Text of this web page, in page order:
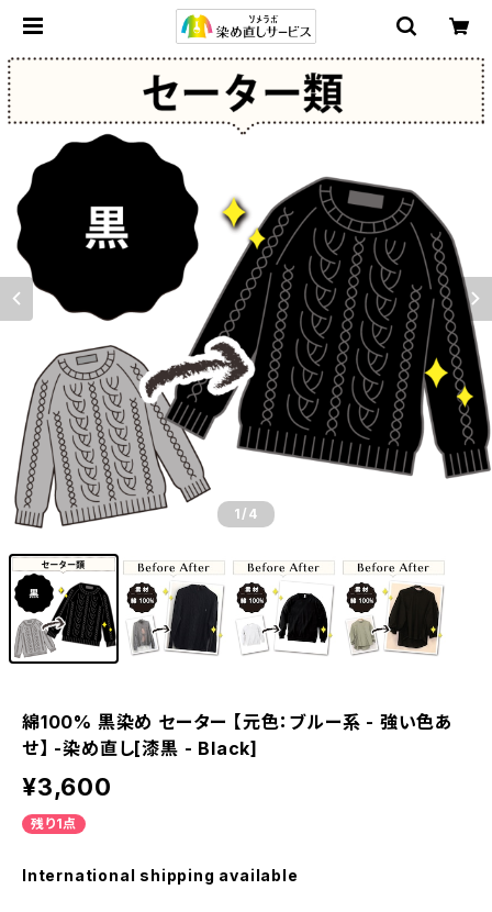
1 /4
綿100% 黒染め セーター 【元色：ブルー系 - 強い色あ
せ】 -染め直し[漆黒 - Black]
¥3,600
残り1点
International shipping available